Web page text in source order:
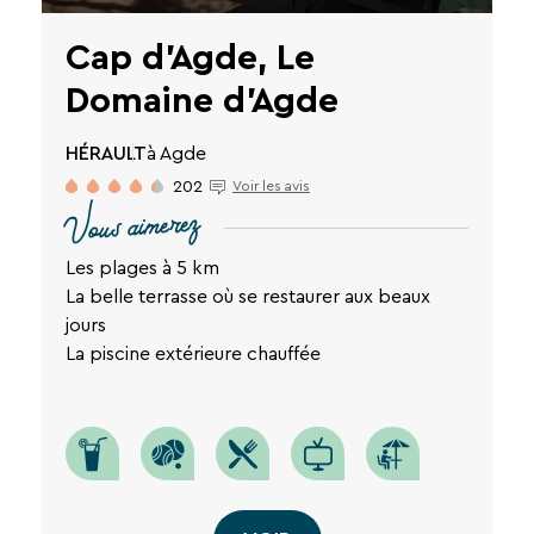
Cap d'Agde, Le
Domaine d'Agde
HÉRAULTà Agde
202 Voir les avis
Vous aimerez
Les plages à 5 km
La belle terrasse où se restaurer aux beaux
jours
La piscine extérieure chauffée
de
désinscription
ou
écrivant
contact-
RGPD@vtf-
vacances.com.
Plus
d’info
sur
notre
politique
sur
la
page